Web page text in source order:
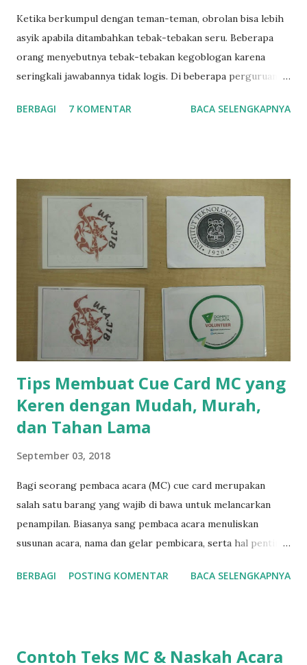
Ketika berkumpul dengan teman-teman, obrolan bisa lebih
asyik apabila ditambahkan tebak-tebakan seru. Beberapa
orang menyebutnya tebak-tebakan kegoblogan karena
seringkali jawabannya tidak logis. Di beberapa perguruan
taplok (tata tertib kelompok) atau mentor kelompok
Magic , dll. Intinya, warna yang ditentukan oleh Game
Master (GM). Istilah Game Master maksudnya orang yang
memberi tebak-tebakan pada permainan. Biasanya GM akan
dibantu oleh seorang asisten. GM akan disuruh menutup
mata, kemudian orang lain memilih sebuah barang. Dengan
dibantu asisten, GM akan berhasil menebak barang yang
dipilih. Lalu GM akan bertanya bagaimana caranya.
Jawabannya adalah asisten membantu GM menebak dengan
menyebut...
BERBAGI 7 KOMENTAR BACA SELENGKAPNYA
Tips Membuat Cue Card MC yang
Keren dengan Mudah, Murah,
dan Tahan Lama
September 03, 2018
Bagi seorang pembaca acara (MC) cue card merupakan
salah satu barang yang wajib di bawa untuk melancarkan
penampilan. Biasanya sang pembaca acara menuliskan
susunan acara, nama dan gelar pembicara, serta hal penting
(sebagian orang menyebutnya que card ) ini tidak hanya
akan diminta membuat cue card sebelum melakukan long
BERBAGI POSTING KOMENTAR BACA SELENGKAPNYA
Contoh Teks MC & Naskah Acara